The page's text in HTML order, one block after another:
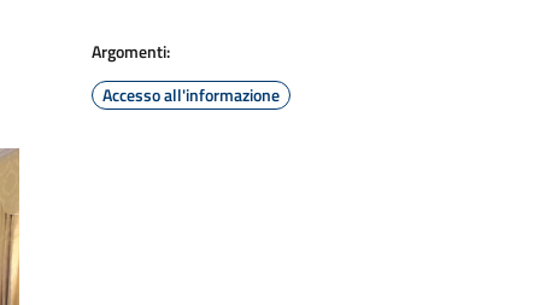
Argomenti:
Accesso all'informazione